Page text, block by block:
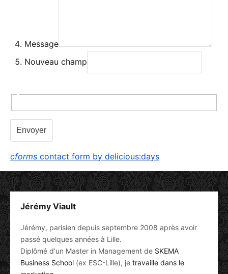
Message
Nouveau champ
cforms contact form by delicious:days
Jérémy Viault
Jérémy, parisien depuis septembre 2008 après avoir
passé quelques années à Lille.
Diplômé d'un Master in Management de SKEMA
Business School (ex ESC-Lille), je travaille dans le